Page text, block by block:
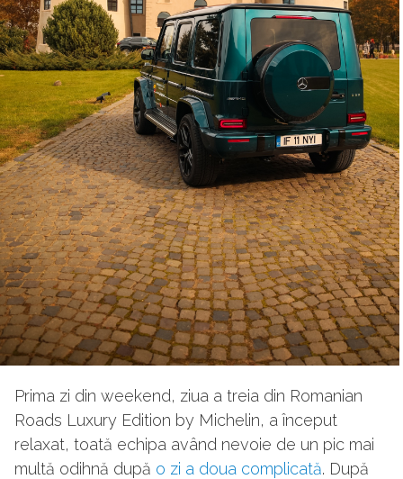
Prima zi din weekend, ziua a treia din Romanian
Roads Luxury Edition by Michelin, a început
relaxat, toată echipa având nevoie de un pic mai
multă odihnă după o zi a doua complicată. După